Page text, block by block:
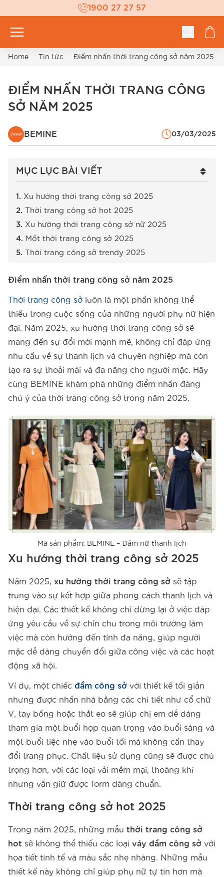
1900 27 27 57
Home Tin tức Điểm nhấn thời trang công sở năm 2025
ĐIỂM NHẤN THỜI TRANG CÔNG
SỞ NĂM 2025
BEMINE 03/03/2025
MỤC LỤC BÀI VIẾT
Xu hướng thời trang công sở 2025
Thời trang công sở hot 2025
Xu hướng thời trang công sở nữ 2025
Mốt thời trang công sở 2025
Thời trang công sở trendy 2025
Điểm nhấn thời trang công sở năm 2025
Thời trang công sở luôn là một phần không thể
thiếu trong cuộc sống của những người phụ nữ hiện
đại. Năm 2025, xu hướng thời trang công sở sẽ
mang đến sự đổi mới mạnh mẽ, không chỉ đáp ứng
nhu cầu về sự thanh lịch và chuyên nghiệp mà còn
tạo ra sự thoải mái và đa năng cho người mặc. Hãy
cùng BEMINE khám phá những điểm nhấn đáng
chú ý của thời trang công sở trong năm 2025.
Mã sản phẩm: BEMINE – Đầm nữ thanh lịch
Xu hướng thời trang công sở 2025
Năm 2025, xu hướng thời trang công sở sẽ tập
trung vào sự kết hợp giữa phong cách thanh lịch và
hiện đại. Các thiết kế không chỉ dừng lại ở việc đáp
ứng yêu cầu về sự chỉn chu trong môi trường làm
việc mà còn hướng đến tính đa năng, giúp người
mặc dễ dàng chuyển đổi giữa công việc và các hoạt
động xã hội.
Ví dụ, một chiếc đầm công sở với thiết kế tối giản
nhưng được nhấn nhá bằng các chi tiết như cổ chữ
V, tay bồng hoặc thắt eo sẽ giúp chị em dễ dàng
tham gia một buổi họp quan trọng vào buổi sáng và
một buổi tiệc nhẹ vào buổi tối mà không cần thay
đổi trang phục. Chất liệu sử dụng cũng sẽ được chú
trọng hơn, với các loại vải mềm mại, thoáng khí
nhưng vẫn giữ được form dáng chuẩn.
Thời trang công sở hot 2025
Trong năm 2025, những mẫu thời trang công sở
hot sẽ không thể thiếu các loại váy đầm công sở với
họa tiết tinh tế và màu sắc nhẹ nhàng. Những mẫu
thiết kế này không chỉ giúp phụ nữ tự tin hơn mà